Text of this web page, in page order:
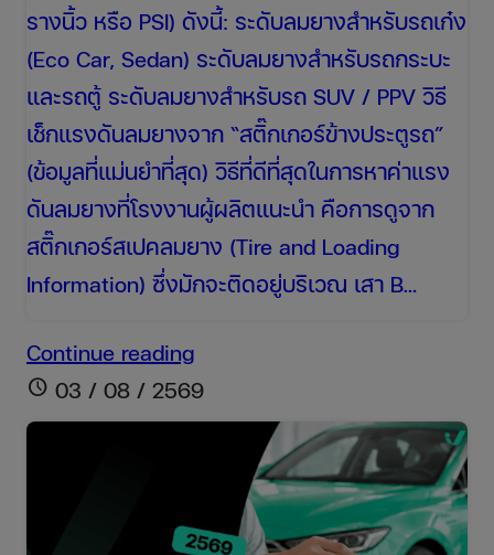
รางนิ้ว หรือ PSI) ดังนี้: ระดับลมยางสำหรับรถเก๋ง
(Eco Car, Sedan) ระดับลมยางสำหรับรถกระบะ
และรถตู้ ระดับลมยางสำหรับรถ SUV / PPV วิธี
เช็กแรงดันลมยางจาก “สติ๊กเกอร์ข้างประตูรถ”
(ข้อมูลที่แม่นยำที่สุด) วิธีที่ดีที่สุดในการหาค่าแรง
ดันลมยางที่โรงงานผู้ผลิตแนะนำ คือการดูจาก
สติ๊กเกอร์สเปคลมยาง (Tire and Loading
Information) ซึ่งมักจะติดอยู่บริเวณ เสา B…
Continue readingเติม
ลม
ยาง
รถยนต์
ไหร่
schedule 03 / 08 / 2569